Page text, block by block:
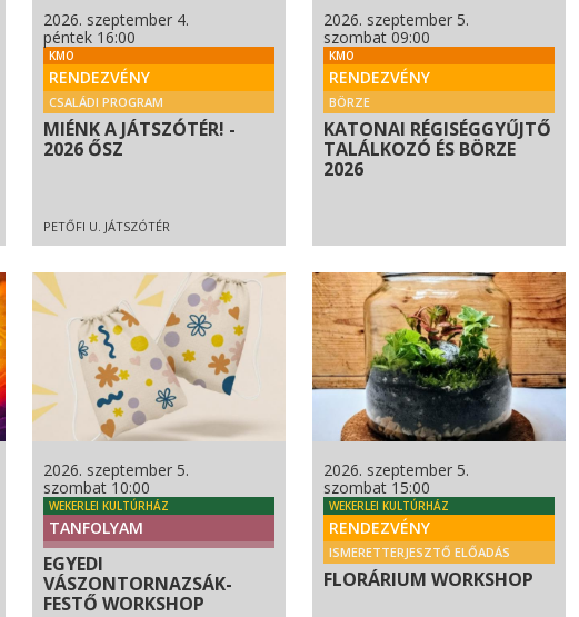
2026. szeptember 4.
péntek 16:00
KMO
RENDEZVÉNY
CSALÁDI PROGRAM
MIÉNK A JÁTSZÓTÉR! -
2026 ŐSZ
PETŐFI U. JÁTSZÓTÉR
2026. szeptember 5.
szombat 09:00
KMO
RENDEZVÉNY
BÖRZE
KATONAI RÉGISÉGGYŰJTŐ
TALÁLKOZÓ ÉS BÖRZE
2026
2026. szeptember 5.
szombat 10:00
WEKERLEI KULTÚRHÁZ
TANFOLYAM
EGYEDI
VÁSZONTORNAZSÁK-
FESTŐ WORKSHOP
2026. szeptember 5.
szombat 15:00
WEKERLEI KULTÚRHÁZ
RENDEZVÉNY
ISMERETTERJESZTŐ ELŐADÁS
FLORÁRIUM WORKSHOP